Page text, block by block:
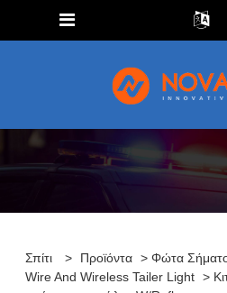
Σπίτι > Προϊόντα >Φώτα
Wire And Wireless Tailer Light >